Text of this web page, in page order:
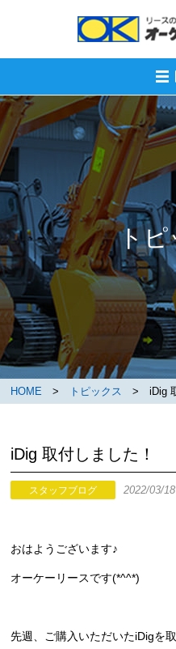
トピ
HOME > トピックス > iDig 取
iDig 取付しました！
スタッフブログ 2022/03/
おはようございます♪
オーケーリースです(*^^*)
先週、ご購入いただいたiDigを